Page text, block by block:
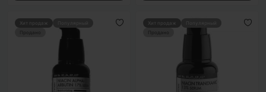
Хит продаж
Продано
Хит продаж
Продано